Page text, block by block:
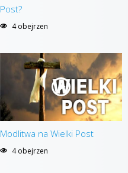
Post?
4 obejrzen
Modlitwa na Wielki Post
4 obejrzen